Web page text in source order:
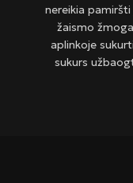
nereikia
žaismo
aplinkoje
sukurs